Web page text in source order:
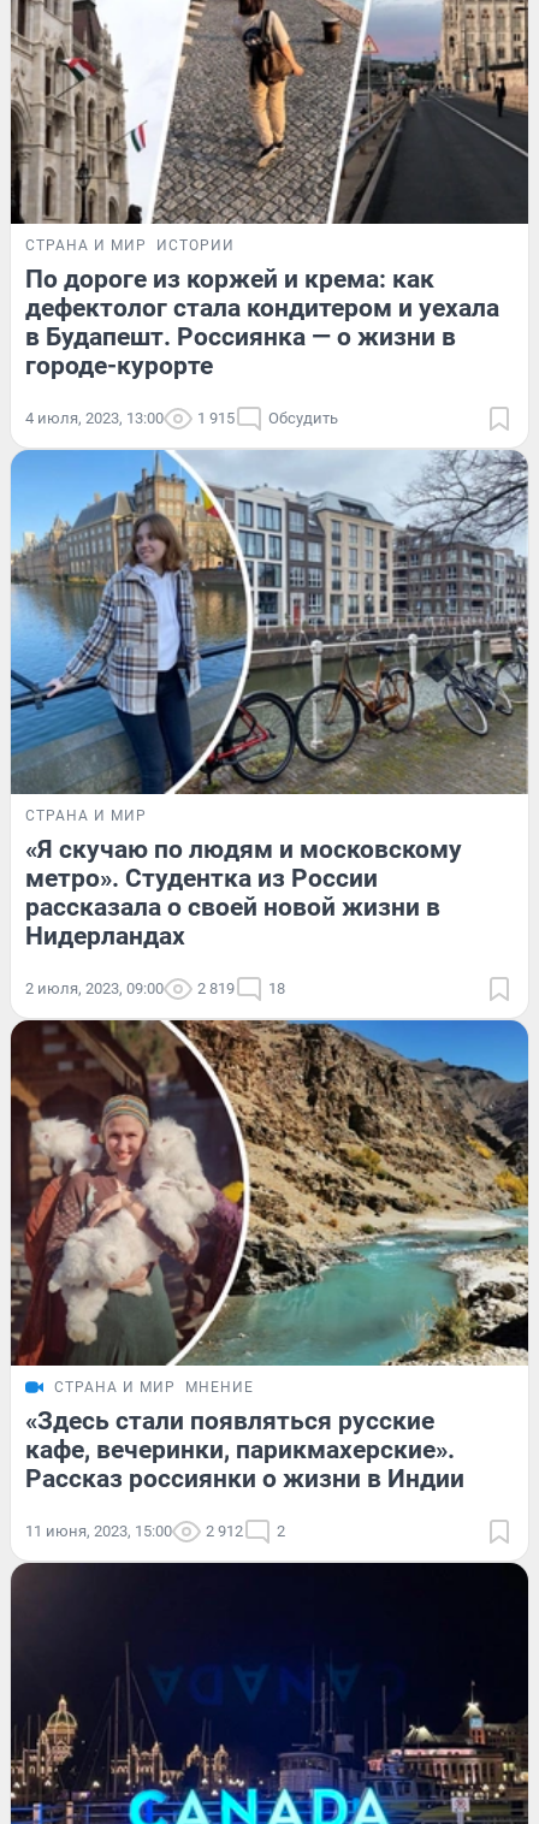
СТРАНА И МИР ИСТОРИИ
По дороге из коржей и крема: как
дефектолог стала кондитером и уехала
в Будапешт. Россиянка — о жизни в
городе-курорте
4 июля, 2023, 13:00 1 915 Обсудить
СТРАНА И МИР
«Я скучаю по людям и московскому
метро». Студентка из России
рассказала о своей новой жизни в
Нидерландах
2 июля, 2023, 09:00 2 819 18
СТРАНА И МИР МНЕНИЕ
«Здесь стали появляться русские
кафе, вечеринки, парикмахерские».
Рассказ россиянки о жизни в Индии
11 июня, 2023, 15:00 2 912 2